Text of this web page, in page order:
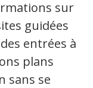
sur
guidées
entrées à
plans
sans se